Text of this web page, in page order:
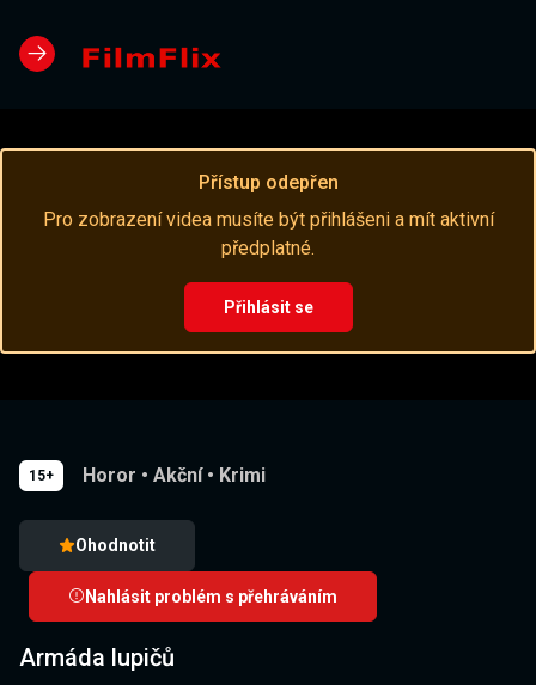
Přístup odepřen
Pro zobrazení videa musíte být přihlášeni a mít aktivní
předplatné.
Přihlásit se
15+ Horor • Akční • Krimi
Ohodnotit
Nahlásit problém s přehráváním
Armáda lupičů